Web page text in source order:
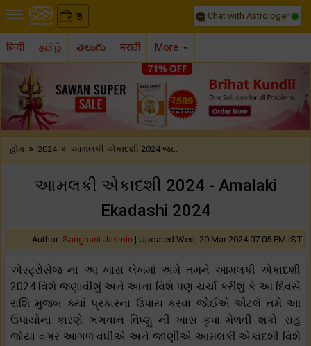
₹
0 Chat with Astrologer
हिन्दी தமிழ் తెలుగు मराठी More
Previous
હોમ » 2024 » આમલકી એકાદશી 2024 જા..
આમલકી એકાદશી 2024 - Amalaki
Ekadashi 2024
Author: Sanghani Jasmin | Updated Wed, 20 Mar 2024 07:05 PM IST
એસ્ટ્રોસેજ ના આ ખાસ લેખમાં અમે તમને આમલકી એકાદશી
2024 વિશે જણાવીશું અને આના વિશે પણ ચર્ચા કરીશું કે આ દિવસે
રાશિ મુજબ ક્યાં પ્રકારના ઉપાય કરવા જોઈએ એટલે તમે આ
ઉપાયોના કારણે ભગવાન વિષ્ણુ ની ખાસ કૃપા મેળવી શકો. રાહ
જોયા વગર આગળ વધીએ અને જાણીએ આમલકી એકાદશી વિશે